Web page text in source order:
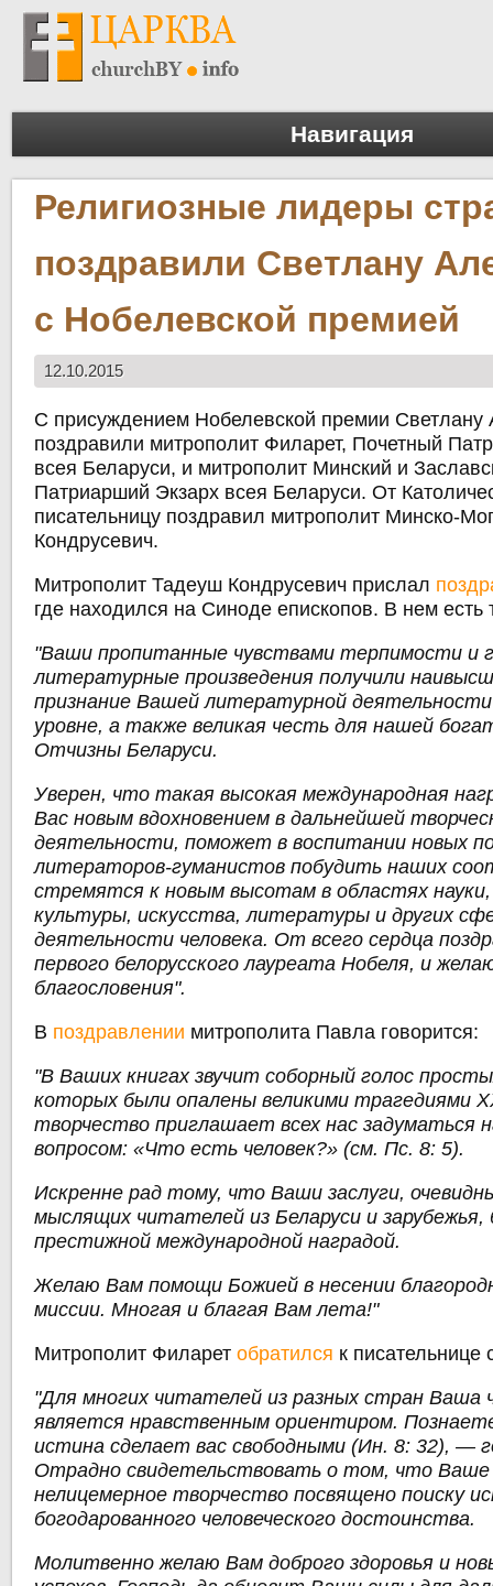
Навигация
Религиозные лидеры
поздравили Светлану
с Нобелевской премией
12.10.2015
С присуждением Нобелевской премии Светлану
поздравили митрополит Филарет, Почетный
всея Беларуси, и митрополит Минский и
Патриарший Экзарх всея Беларуси. От
писательницу поздравил митрополит Минско-
Кондрусевич.
Митрополит Тадеуш Кондрусевич прислал
где находился на Синоде епископов. В нем есть
"Ваши пропитанные чувствами терпимости и
литературные произведения получили
признание Вашей литературной
уровне, а также великая честь для нашей
Отчизны Беларуси.
Уверен, что такая высокая международная
Вас новым вдохновением в дальнейшей
деятельности, поможет в воспитании новых
литераторов-гуманистов побудить наших
стремятся к новым высотам в областях
культуры, искусства, литературы и других
деятельности человека. От всего сердца
первого белорусского лауреата Нобеля, и
благословения".
В поздравлении митрополита Павла говорится:
"В Ваших книгах звучит соборный голос
которых были опалены великими трагедиями
творчество приглашает всех нас задуматься
вопросом: «Что есть человек?» (см. Пс. 8: 5).
Искренне рад тому, что Ваши заслуги,
мыслящих читателей из Беларуси и
престижной международной наградой.
Желаю Вам помощи Божией в несении
миссии. Многая и благая Вам лета!"
Митрополит Филаретобратился к писательнице
"Для многих читателей из разных стран Ваша
является нравственным ориентиром.
истина сделает вас свободными (Ин. 8: 32), —
Отрадно свидетельствовать о том, что Ваше
нелицемерное творчество посвящено поиску
богодарованного человеческого достоинства.
Молитвенно желаю Вам доброго здоровья и